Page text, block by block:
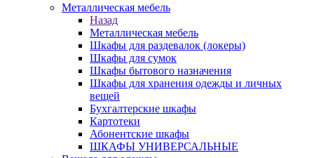
Металлическая мебель
Назад
Металлическая мебель
Шкафы для раздевалок (локеры)
Шкафы для сумок
Шкафы бытового назначения
Шкафы для хранения одежды и личных
вещей
Бухгалтерские шкафы
Картотеки
Абонентские шкафы
ШКАФЫ УНИВЕРСАЛЬНЫЕ